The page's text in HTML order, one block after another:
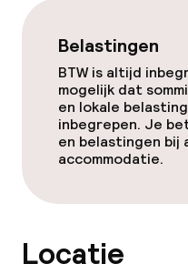
Wasservice
Beleid
Belastingen
BTW is altijd
mogelijk dat
en lokale
inbegrepen. Je
en belastingen bij
accommodatie.
Locatie